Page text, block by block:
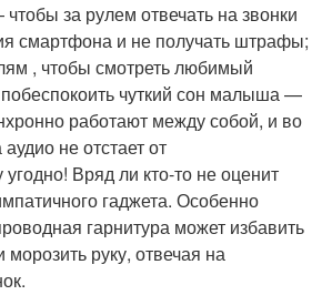
за рулем отвечать на звонки
смартфона и не получать штрафы;
, чтобы смотреть любимый
чуткий сон малыша —
работают между собой, и во
не отстает от
Вряд ли кто-то не оценит
гаджета. Особенно
гарнитура может избавить
морозить руку, отвечая на